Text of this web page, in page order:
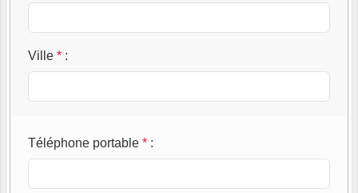
Ville * :
Téléphone portable * :